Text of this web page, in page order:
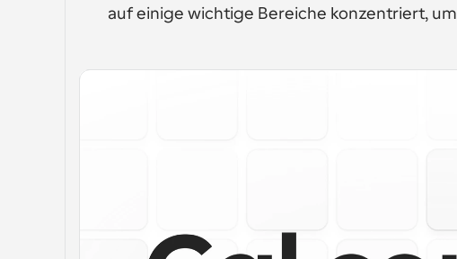
auf einige wichtige Bereiche konzentriert,